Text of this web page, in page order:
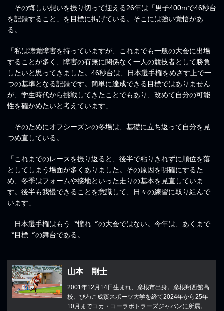
その悔しい想いを振り切って迎える26年は「男子400mで46秒台
を記録すること」を目標に掲げている。そこには強い覚悟があ
る。
「私は聴覚障害を持っていますが、これまでも一般の大会に出場
することが多く、障害の有無に関係なく一人の競技者として勝負
したいと思ってきました。46秒台は、日本選手権をめざす上で一
つの基準となる記録です。簡単に達成できる目標ではありません
が、学生時代から挑戦してきたことでもあり、改めて自分の可能
性を確かめたいと考えています」
そのためにオフシーズンの冬場は、基礎に立ち返って自分を見
つめ直している。
「これまでのレースを振り返ると、後半で粘りきれずに順位を落
としてしまう場面が多くありました。その原因を明確にするた
め、冬季はフォームや接地といった走りの基本を見直していま
す。後半も我慢できることを意識して、日々の練習に取り組んで
います」
日本選手権はもう〝憧れ〞の大会ではない。今年は、あくまで
〝目標〞の舞台である。
山本 剛士
2001年12月14日生まれ、彦根市出身。彦根翔西館高
校、びわこ成蹊スポーツ大学を経て2024年から25年
10月までコカ・コーラボトラーズジャパンに所属。